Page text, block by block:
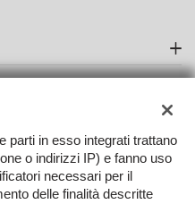
parti in esso integrati trattano
o indirizzi IP) e fanno uso
necessari per il
delle finalità descritte